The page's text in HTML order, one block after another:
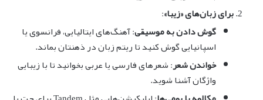
برای زبان‌های «زیبا»:
گوش دادن به موسیقی: آهنگ‌های ایتالیایی، فرانسوی یا
اسپانیایی گوش کنید تا ریتم زبان در ذهنتان بماند.
خواندن شعر: شعرهای فارسی یا عربی بخوانید تا با زیبایی
واژگان آشنا شوید.